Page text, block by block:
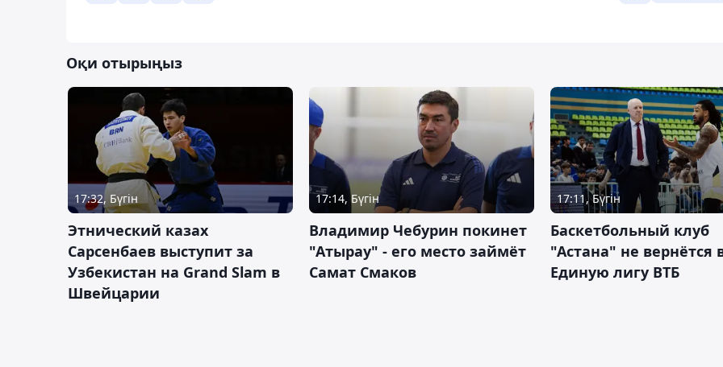
Оқи отырыңыз
17:32, Бүгін
Этнический казах
Сарсенбаев выступит за
Узбекистан на Grand Slam в
Швейцарии
17:14, Бүгін
Владимир Чебурин покинет
"Атырау" - его место займёт
Самат Смаков
17:11, Бүгін
Баскетбольный клуб
"Астана" не вернётся
Единую лигу ВТБ